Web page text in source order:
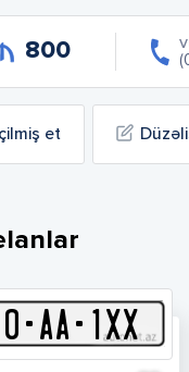
800
et
-AA- 1XX